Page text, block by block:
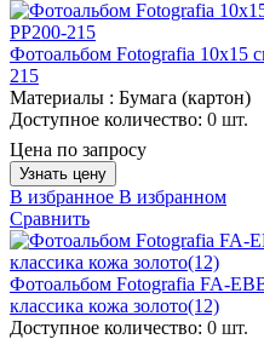
Фотоальбом Fotografia 10x15
215
Материалы : Бумага (картон)
Доступное количество: 0 шт.
Цена по запросу
Узнать цену
В избранное В избранном
Сравнить
Фотоальбом Fotografia FA-
классика кожа золото(12)
Доступное количество: 0 шт.